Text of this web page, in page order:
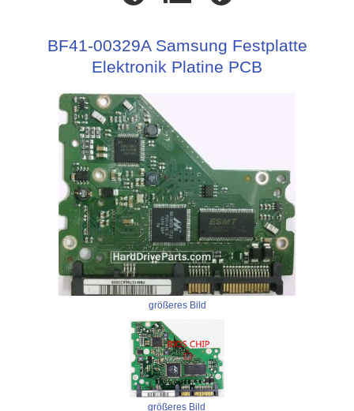
BF41-00329A Samsung Festplatte
Elektronik Platine PCB
größeres Bild
größeres Bild